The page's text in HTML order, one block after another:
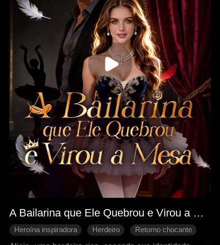
A Bailarina que Ele Quebrou e Virou a Mesa
Heroína inspiradora Herdeiro
Retorno chocante